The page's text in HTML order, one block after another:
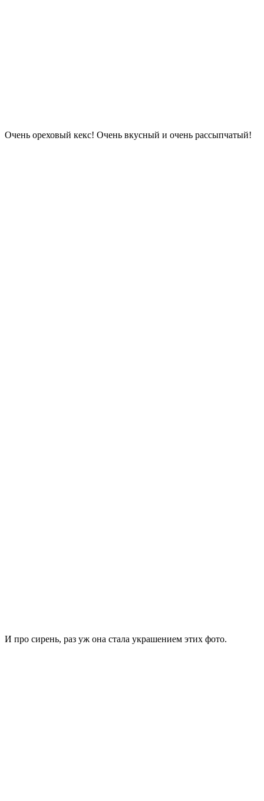
Очень ореховый кекс! Очень вкусный и очень рассыпчатый!
И про сирень, раз уж она стала украшением этих фото.